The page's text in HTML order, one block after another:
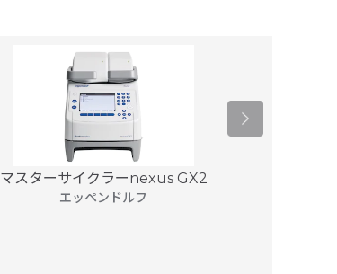
マスターサイクラーnexus GX2
エッペンドルフ